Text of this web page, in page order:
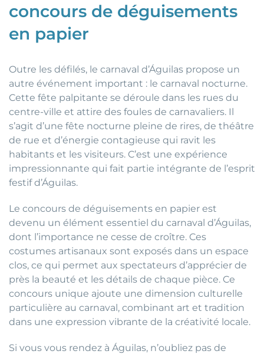
concours de déguisements
en papier
Outre les défilés, le carnaval d’Águilas propose un
autre événement important : le carnaval nocturne.
Cette fête palpitante se déroule dans les rues du
centre-ville et attire des foules de carnavaliers. Il
s’agit d’une fête nocturne pleine de rires, de théâtre
de rue et d’énergie contagieuse qui ravit les
habitants et les visiteurs. C’est une expérience
impressionnante qui fait partie intégrante de l’esprit
festif d’Águilas.
Le concours de déguisements en papier est
devenu un élément essentiel du carnaval d’Águilas,
dont l’importance ne cesse de croître. Ces
costumes artisanaux sont exposés dans un espace
clos, ce qui permet aux spectateurs d’apprécier de
près la beauté et les détails de chaque pièce. Ce
concours unique ajoute une dimension culturelle
particulière au carnaval, combinant art et tradition
dans une expression vibrante de la créativité locale.
Si vous vous rendez à Águilas, n’oubliez pas de